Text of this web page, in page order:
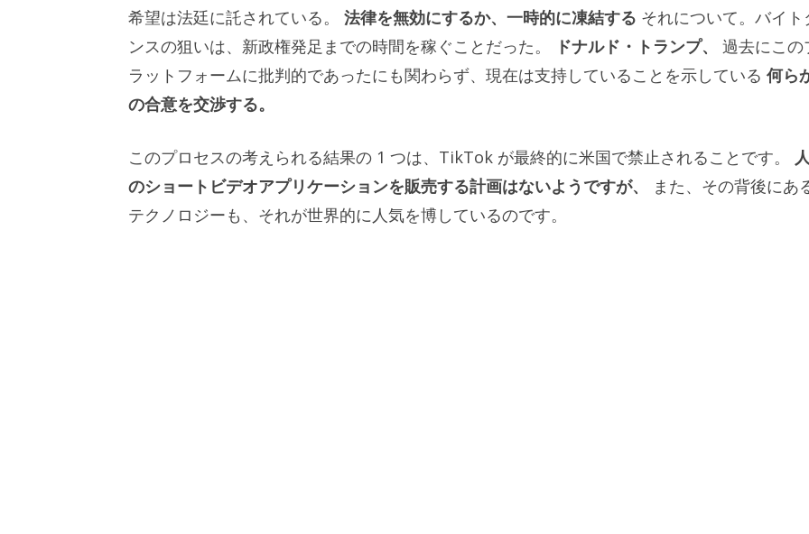
希望は法廷に託されている。 法律を無効にするか、一時的に凍結する それについて。バイト
ンスの狙いは、新政権発足までの時間を稼ぐことだった。
ドナルド・トランプ、 過去にこの
ラットフォームに批判的であったにも関わらず、現在は支持していることを示している 何ら
の合意を交渉する。
このプロセスの考えられる結果の 1 つは、TikTok が最終的に米国で禁止されることです。
のショートビデオアプリケーションを販売する計画はないようですが、
また、その背後にあ
テクノロジーも、それが世界的に人気を博しているのです。